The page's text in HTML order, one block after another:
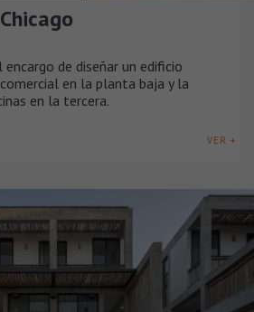
de diseñar un edificio
en la planta baja y la
en la tercera.
VER +